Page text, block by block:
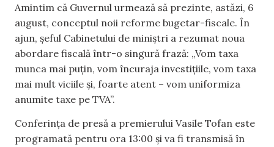
Amintim că Guvernul urmează să prezinte, astăzi, 6
august, conceptul noii reforme bugetar-fiscale. În
ajun, șeful Cabinetului de miniștri a rezumat noua
abordare fiscală într-o singură frază: „Vom taxa
munca mai puțin, vom încuraja investițiile, vom taxa
mai mult viciile și, foarte atent – vom uniformiza
anumite taxe pe TVA”.
Conferința de presă a premierului Vasile Tofan este
programată pentru ora 13:00 și va fi transmisă în